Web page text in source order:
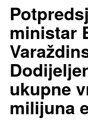
ministar
ukupne
milijuna